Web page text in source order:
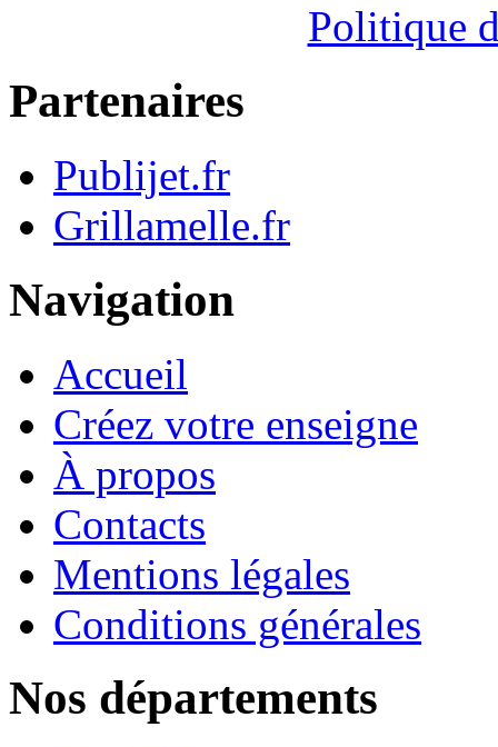
Politique
Partenaires
Publijet.fr
Grillamelle.fr
Navigation
Accueil
Créez votre enseigne
À propos
Contacts
Mentions légales
Conditions générales
Nos départements